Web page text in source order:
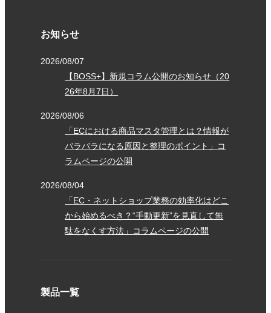
お知らせ
2026/08/07
【BOSS+】新規コラム公開のお知らせ（20
26年8月7日）
2026/08/06
「ECにおける商品マスタ管理とは？情報が
バラバラになる原因と整理のポイント」コ
ラムページの公開
2026/08/04
「EC・ネットショップ業務の効率化はどこ
から始めるべき？“手動更新”を見直して無
駄をなくす方法」コラムページの公開
製品一覧